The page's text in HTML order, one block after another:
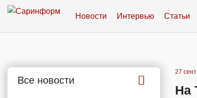
Новости Интервью Статьи
Все новости
27
На